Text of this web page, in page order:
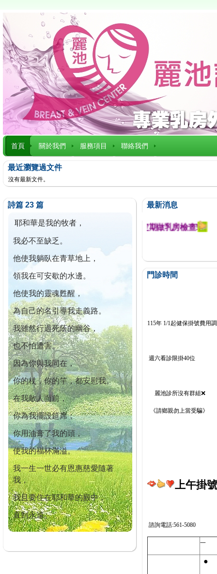
首頁 關於我們 服務項目 聯絡我們
最近瀏覽過文件
沒有最新文件。
詩篇 23 篇
耶和華是我的牧者，
我必不至缺乏。
他使我躺臥在青草地上，
領我在可安歇的水邊。
他使我的靈魂甦醒，
為自己的名引導我走義路。
我雖然行過死蔭的幽谷，
也不怕遭害。
因為你與我同在，
你的杖，你的竿，都安慰我。
在我敵人面前，
你為我擺設筵席；
你用油膏了我的頭，
使我的福杯滿溢。
我一生一世必有恩惠慈愛隨著
我，
我且要住在耶和華的殿中，
直到永遠。
最新消息
迄今已篩檢出1700位乳癌患者,提醒您定期做乳房檢查!
門診時間
115年 1/1起健保掛號費用
週六看診限掛40位
麗池診所沒有群組❌
《請鄉親勿上當受騙》
上午掛
諮詢電話:561-5080
一
●